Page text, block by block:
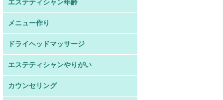
エステティシャン年齢
メニュー作り
ドライヘッドマッサージ
エステティシャンやりがい
カウンセリング